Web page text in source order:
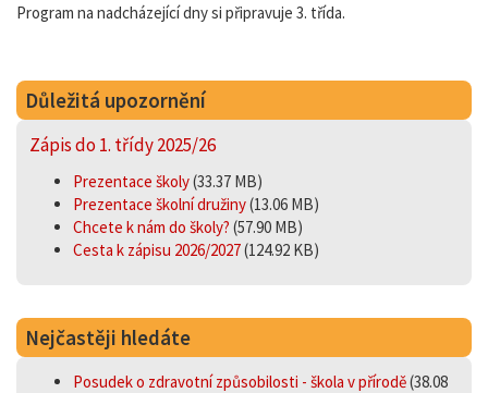
Program na nadcházející dny si připravuje 3. třída.
Důležitá upozornění
Zápis do 1. třídy 2025/26
Prezentace školy(33.37 MB)
Prezentace školní družiny(13.06 MB)
Chcete k nám do školy? (57.90 MB)
Cesta k zápisu 2026/2027(124.92 KB)
Nejčastěji hledáte
Posudek o zdravotní způsobilosti - škola v přírodě(38.08